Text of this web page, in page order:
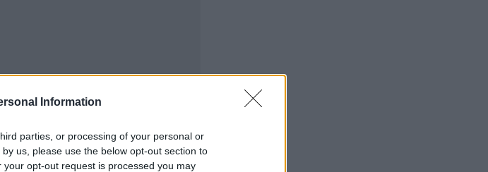
Information
parties, or processing of your personal or
us, please use the below opt-out section to
opt-out request is processed you may